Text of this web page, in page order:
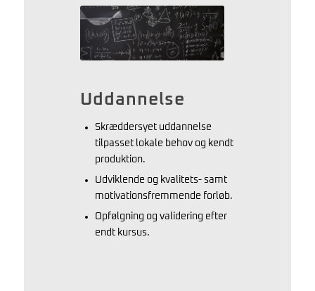
Uddannelse
Skræddersyet uddannelse
tilpasset lokale behov og kendt
produktion.
Udviklende og kvalitets- samt
motivationsfremmende forløb.
Opfølgning og validering efter
endt kursus.